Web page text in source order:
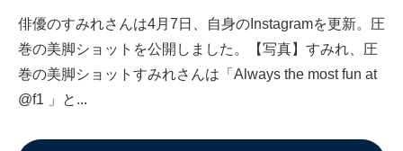
俳優のすみれさんは4月7日、自身のInstagramを更新。圧
巻の美脚ショットを公開しました。【写真】すみれ、圧
巻の美脚ショットすみれさんは「Always the most fun at
@f1 」と...